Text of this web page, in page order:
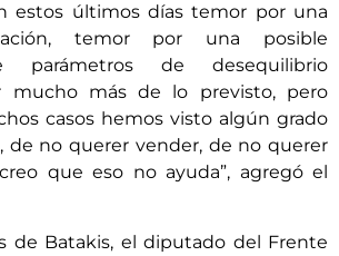
estos últimos días temor por una
temor por una posible
parámetros de desequilibrio
mucho más de lo previsto, pero
casos hemos visto algún grado
de no querer vender, de no querer
que eso no ayuda”, agregó el
de Batakis, el diputado del Frente